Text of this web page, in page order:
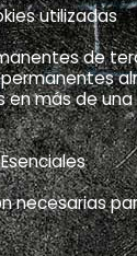
utilizadas
de
más de una
necesarias